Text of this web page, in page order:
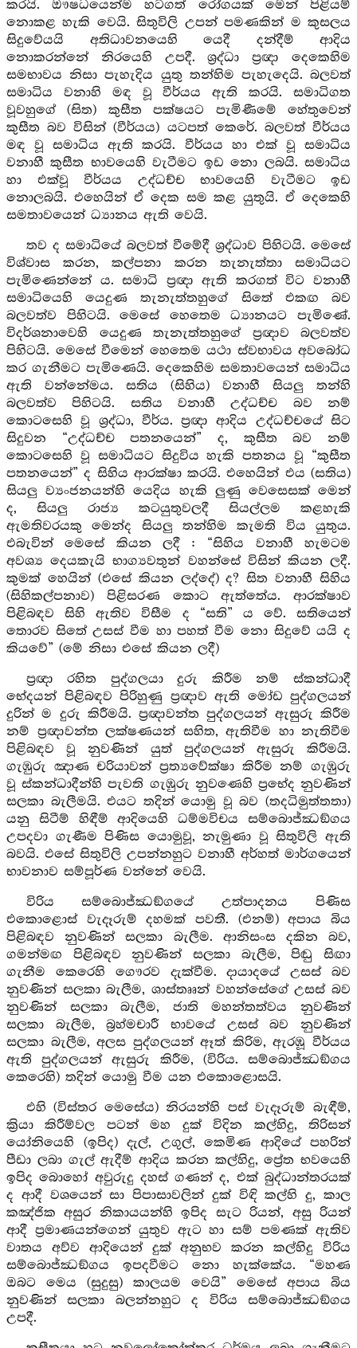
කරයි. ඖෂධයෙන්ම හටගත් රෝගයක් මෙන් පිළියම්
නොකළ හැකි වෙයි. සිතුවිලි උපන් පමණකින් ම කුසලය
සිදුවේයයි අතිධාවනයෙහි යෙදී දන්දීම් ආදිය
නොකරන්නේ නිරයෙහි උපදී. ශ්‍රද්ධා ප්‍රඥා දෙකෙහිම
සමභාවය නිසා පැහැදිය යුතු තන්හිම පැහැදෙයි. බලවත්
සමාධිය වනාහි මඳ වූ වීර්යය ඇති කරයි. සමාධිගත
වූවහුගේ (සිත) කුසීත පක්ෂයට පැමිණීමේ හේතුවෙන්
කුසීත බව විසින් (වීර්යය) යටපත් කෙරේ. බලවත් වීර්යය
මඳ වූ සමාධිය ඇති කරයි. වීර්යය හා එක් වූ සමාධිය
වනාහී කුසීත භාවයෙහි වැටීමට ඉඩ නො ලබයි. සමාධිය
හා එක්වූ වීර්යය උද්ධච්ච භාවයෙහි වැටීමට ඉඩ
නොලබයි. එහෙයින් ඒ දෙක සම කළ යුතුයි. ඒ දෙකෙහි
සමතාවයෙන් ධ්‍යානය ඇති වෙයි.
තව ද සමාධියේ බලවත් වීමේදී ශ්‍රද්ධාව පිහිටයි. මෙසේ
විශ්වාස කරන, කල්පනා කරන තැනැත්තා සමාධියට
පැමිණෙන්නේ ය. සමාධි ප්‍රඥා ඇති කරගත් විට වනාහී
සමාධියෙහි යෙදුණ තැනැත්තහුගේ සිතේ එකඟ බව
බලවත්ව පිහිටයි. මෙසේ හෙතෙම ධ්‍යානයට පැමිණේ.
විදර්ශනාවෙහි යෙදුණ තැනැත්තහුගේ ප්‍රඥාව බලවත්ව
පිහිටයි. මෙසේ වීමෙන් හෙතෙම යථා ස්වභාවය අවබෝධ
කර ගැනීමට පැමිණෙයි. දෙකෙහිම සමතාවයෙන් සමාධිය
ඇති වන්නේමය. සතිය (සිහිය) වනාහී සියලු තන්හි
බලවත්ව පිහිටයි. සතිය වනාහී උද්ධච්ච බව නම්
කොටසෙහි වූ ශ්‍රද්ධා, වීර්ය. ප්‍රඥා ආදිය උද්ධච්චයේ සිට
සිදුවන “උද්ධච්ච පතනයෙන්” ද, කුසීත බව නම්
කොටසෙහි වූ සමාධියට සිදුවිය හැකි පතනය වූ “කුසීත
පතනයෙන්” ද සිහිය ආරක්ෂා කරයි. එහෙයින් එය (සතිය)
සියලු ව්‍යංජනයන්හි යෙදිය හැකි ලුණු වෙසෙසක් මෙන්
ද, සියලු රාජ්‍ය කටයුතුවලදී සියල්ලම කළහැකි
ඇමතිවරයකු මෙන්ද සියලු තන්හිම කැමති විය යුතුය.
එබැවින් මෙසේ කියන ලදී : “සිහිය වනාහී හැමටම
අවශ්‍ය දෙයකැයි භාග්‍යවතුන් වහන්සේ විසින් කියන ලදී.
කුමක් හෙයින් (එසේ කියන ලද්දේ) ද? සිත වනාහී සිහිය
(සිහිකල්පනාව) පිළිසරණ කොට ඇත්තේය. ආරක්ෂාව
පිළිබඳව සිහි ඇතිව විසීම ද “සති” ය වේ. සතියෙන්
තොරව සිතේ උසස් වීම හා පහත් වීම නො සිදුවේ යයි ද
කියවේ” (මේ නිසා එසේ කියන ලදී)
ප්‍රඥා රහිත පුද්ගලයා දුරු කිරීම නම් ස්කන්ධාදී
භේදයන් පිළිබඳව පිරිහුණු ප්‍රඥාව ඇති මෝඩ පුද්ගලයන්
දුරින් ම දුරු කිරීමයි. ප්‍රඥාවන්ත පුද්ගලයන් ඇසුරු කිරීම
නම් ප්‍රඥාවන්ත ලක්ෂණයන් සහිත, ඇතිවීම හා නැතිවීම
පිළිබඳව වූ නුවණින් යුත් පුද්ගලයන් ඇසුරු කිරීමයි.
ගැඹුරු ඤාණ චරියාවන් ප්‍රත්‍යවේක්ෂා කිරීම නම් ගැඹුරු
වූ ස්කන්ධාදීන්හි පැවති ගැඹුරු නුවණෙහි ප්‍රභේද නුවණින්
සලකා බැලීමයි. එයට තදින් යොමු වූ බව (තදධිමුත්තතා)
යනු සිටීම් හිඳීම් ආදියෙහි ධම්මවිචය සම්බොජ්ඣඞ්ගය
උපදවා ගැණීම පිණිස යොමුවූ, නැමුණා වූ සිතුවිලි ඇති
බවයි. එසේ සිතුවිලි උපන්නහුට වනාහී අර්හත් මාර්ගයෙන්
භාවනාව සම්පූර්ණ වන්නේ වෙයි.
විරිය සම්බොජ්ඣඞ්ගයේ උත්පාදනය පිණිස
එකොළොස් වැදෑරුම් දහමක් පවතී. (එනම්) අපාය බිය
පිළිබඳව නුවණින් සලකා බැලීම. ආනිසංස දකින බව,
ගමන්මඟ පිළිබඳව නුවණින් සලකා බැලීම, පිඬු සිඟා
ගැනීම කෙරෙහි ගෞරව දැක්වීම. දායාදයේ උසස් බව
නුවණින් සලකා බැලීම, ශාස්තෲන් වහන්සේගේ උසස් බව
නුවණින් සලකා බැලීම, ජාති මහන්තත්වය නුවණින්
සලකා බැලීම, බ්‍රහ්මචාරී භාවයේ උසස් බව නුවණින්
සලකා බැලීම, අලස පුද්ගලයන් ඈත් කිරිම, ඇරඹූ වීර්යය
ඇති පුද්ගලයන් ඇසුරු කිරීම, (විරිය. සම්බොජ්ඣඞ්ගය
කෙරෙහි) තදින් යොමු වීම යන එකොළොසයි.
එහි (විස්තර මෙසේය) නිරයන්හි පස් වැදෑරුම් බැඳීම්,
ක්‍රියා කිරීම්වල පටන් මහ දුක් විදින කල්හිදු, තිරිසන්
යෝනියෙහි (ඉපිද) දැල්, උගුල්, කෙමිණ ආදියේ පහරින්
පීඩා ලබා ගැල් ඇදීම් ආදිය කරන කල්හිදු, ප්‍රේත භවයෙහි
ඉපිද බොහෝ අවුරුදු දහස් ගණන් ද, එක් බුද්ධාන්තරයක්
ද ආදී වශයෙන් සා පිපාසාවලින් දුක් විඳි කල්හි දු, කාල
කඤ්ජික අසුර නිකායයන්හි ඉපිද සැට රියන්, අසු රියන්
ආදී ප්‍රමාණයන්ගෙන් යුතුව ඇට හා සම් පමණක් ඇතිව
වාතය අව්ව ආදියෙන් දුක් අනුභව කරන කල්හිදු විරිය
සම්බොජ්ඣඞ්ගය ඉපදවීමට නො හැක්කේය. “මහණ
ඔබට මෙය (සුදුසු) කාලයම වෙයි” මෙසේ අපාය බිය
නුවණින් සලකා බලන්නහුට ද විරිය සම්බොජ්ඣඞ්ගය
උපදී.